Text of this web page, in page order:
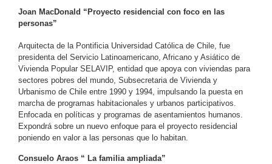
Joan MacDonald “Proyecto residencial con foco en las
personas”
Arquitecta de la Pontificia Universidad Católica de Chile, fue
presidenta del Servicio Latinoamericano, Africano y Asiático de
Vivienda Popular SELAVIP, entidad que apoya con viviendas para
sectores pobres del mundo, Subsecretaria de Vivienda y
Urbanismo de Chile entre 1990 y 1994, impulsando la puesta en
marcha de programas habitacionales y urbanos participativos.
Enfocada en políticas y programas de asentamientos humanos.
Expondrá sobre un nuevo enfoque para el proyecto residencial
poniendo en valor a las personas que lo habitan.
Consuelo Araos “ La familia ampliada”